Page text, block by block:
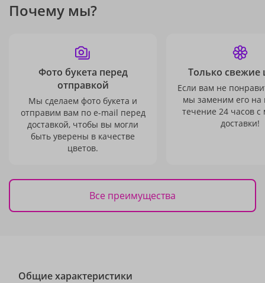
Почему мы?
Фото букета перед
отправкой
Мы сделаем фото букета и
отправим вам по e-mail перед
доставкой, чтобы вы могли
быть уверены в качестве
цветов.
Только свежие
Если вам не
мы заменим его на
течение 24 часов с
доставки!
Все преимущества
Общие характеристики